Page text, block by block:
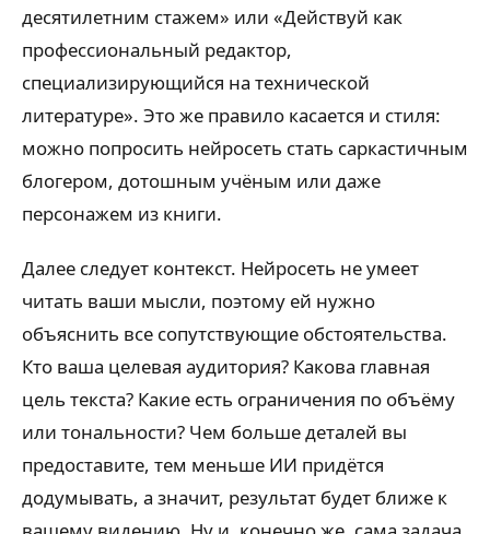
десятилетним стажем» или «Действуй как
профессиональный редактор,
специализирующийся на технической
литературе». Это же правило касается и стиля:
можно попросить нейросеть стать саркастичным
блогером, дотошным учёным или даже
персонажем из книги.
Далее следует контекст. Нейросеть не умеет
читать ваши мысли, поэтому ей нужно
объяснить все сопутствующие обстоятельства.
Кто ваша целевая аудитория? Какова главная
цель текста? Какие есть ограничения по объёму
или тональности? Чем больше деталей вы
предоставите, тем меньше ИИ придётся
додумывать, а значит, результат будет ближе к